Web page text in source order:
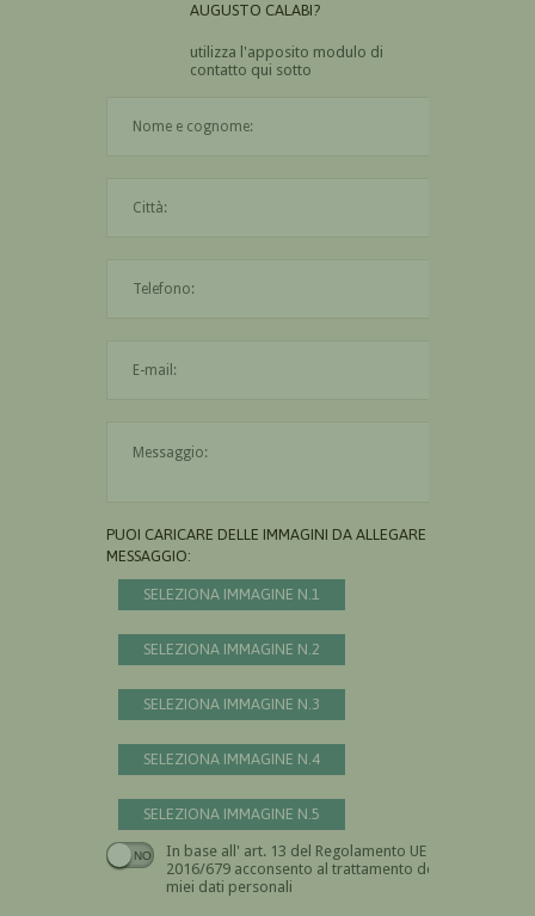
AUGUSTO CALABI?
utilizza l'apposito modulo di
contatto qui sotto
PUOI CARICARE DELLE IMMAGINI DA ALLEGARE AL
MESSAGGIO:
SELEZIONA IMMAGINE N.1
SELEZIONA IMMAGINE N.2
SELEZIONA IMMAGINE N.3
SELEZIONA IMMAGINE N.4
SELEZIONA IMMAGINE N.5
In base all' art. 13 del Regolamento UE n.
2016/679 acconsento al trattamento dei
miei dati personali
Devi dare il consenso